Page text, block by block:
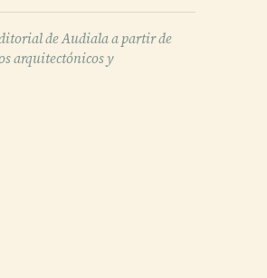
de Audiala a partir de
arquitectónicos y